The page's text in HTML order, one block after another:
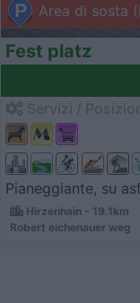
Area di sosta
Fest platz
Pianeggiante, su
Hirzenhain - 19.1km
Robert eichenauer weg